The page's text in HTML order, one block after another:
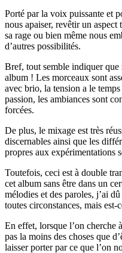
Porté par la voix puissante et
nous apaiser, revêtir un aspect
sa rage ou bien même nous
d’autres possibilités.
Bref, tout semble indiquer que
album ! Les morceaux sont
avec brio, la tension a le
passion, les ambiances sont
forcées.
De plus, le mixage est très
discernables ainsi que les
propres aux expérimentations
Toutefois, ceci est à double
cet album sans être dans un
mélodies et des paroles, j’ai
toutes circonstances, mais est-
En effet, lorsque l’on cherche
pas la moins des choses que
laisser porter par ce que l’on